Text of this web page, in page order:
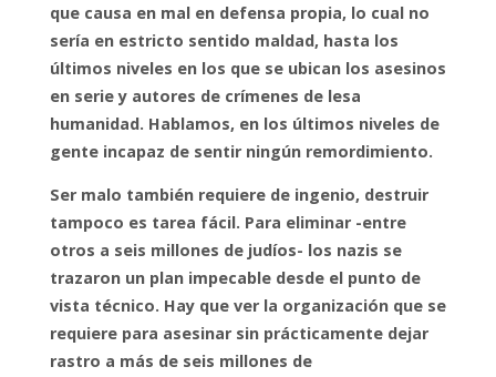
que causa en mal en defensa propia, lo cual no
sería en estricto sentido maldad, hasta los
últimos niveles en los que se ubican los asesinos
en serie y autores de crímenes de lesa
humanidad. Hablamos, en los últimos niveles de
gente incapaz de sentir ningún remordimiento.
Ser malo también requiere de ingenio, destruir
tampoco es tarea fácil. Para eliminar -entre
otros a seis millones de judíos- los nazis se
trazaron un plan impecable desde el punto de
vista técnico. Hay que ver la organización que se
requiere para asesinar sin prácticamente dejar
rastro a más de seis millones de